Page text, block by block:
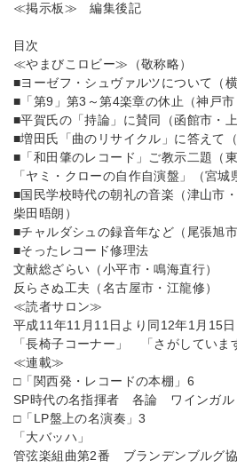
≪掲示板≫ 編集後記
目次
≪やまびこロビー≫（敬称略）
■ヨーゼフ・シュヴァルツについて（
■「第9」第3～第4楽章の休止（神戸市
■平賀氏の「持論」に賛同（函館市・上
■増田氏「曲のリサイクル」に答えて
■「和田肇のレコード」ご教示二題（
「ヤミ・クローの自作自演盤」（宮城
■国民学校時代の朝礼の音楽（津山市
柴田晤朗）
■チャルダシュの録音年など（尾張旭市
■そったレコード修理法
文献総ざらい（小平市・鳴海直行）
反らさぬ工夫（名古屋市・江龍修）
≪読者サロン≫
平成11年11月11日より同12年1月15
「長椅子コーナー」 「さがしていま
≪連載≫
□「関西発・レコードの本棚」6
SP時代の名指揮者 各論 ワインガル
□「LP盤上の名演奏」3
「大バッハ」
管弦楽組曲第2番 ブランデンブルグ